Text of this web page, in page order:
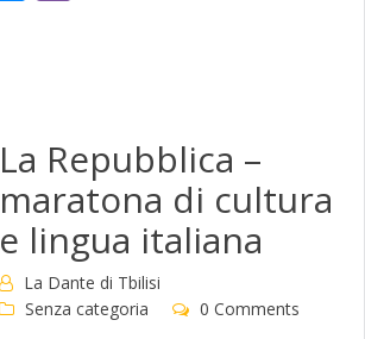
La Repubblica –
maratona di cultura
e lingua italiana
La Dante di Tbilisi
Senza categoria
0 Comments